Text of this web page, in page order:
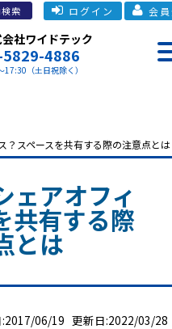
ログイン 会
社ワイドテック
4886
17:30（土日祝除く）
？スペースを共有する際の注意点とは
ェアオフィ
共有する際
とは
:2017/06/19 更新日:2022/03/28